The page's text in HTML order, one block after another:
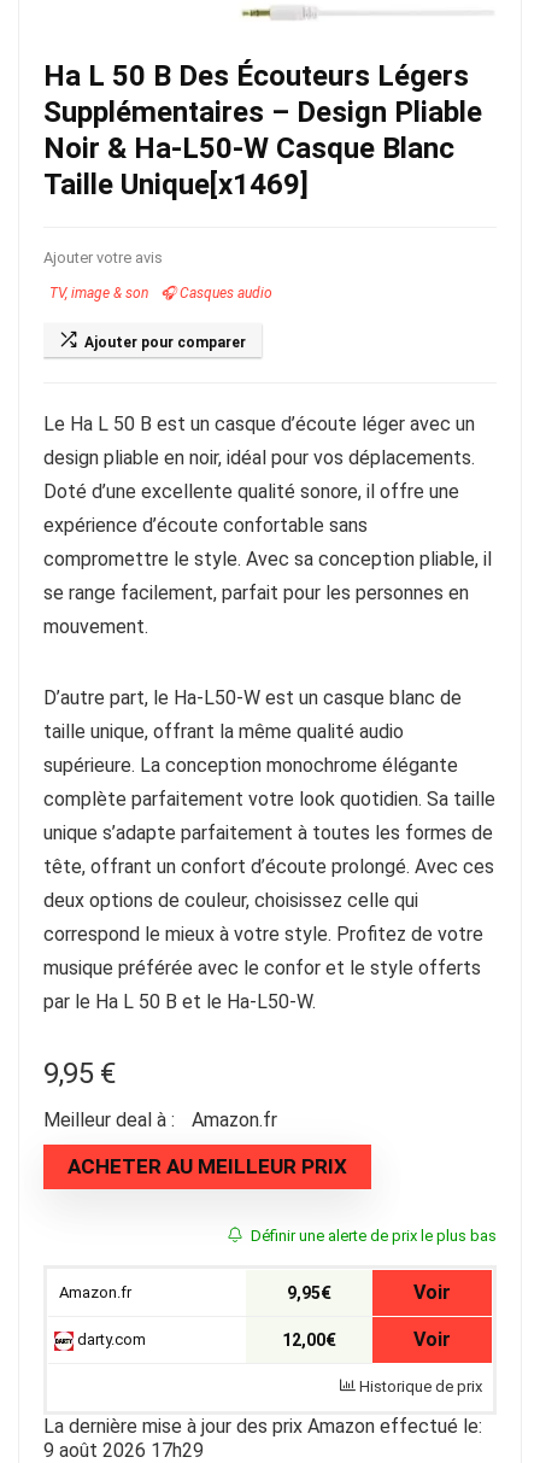
Ha L 50 B Des Écouteurs Légers
Supplémentaires – Design Pliable
Noir & Ha-L50-W Casque Blanc
Taille Unique[x1469]
Ajouter votre avis
TV, image & son 🎧 Casques audio
Ajouter pour comparer
Le Ha L 50 B est un casque d’écoute léger avec un
design pliable en noir, idéal pour vos déplacements.
Doté d’une excellente qualité sonore, il offre une
expérience d’écoute confortable sans
compromettre le style. Avec sa conception pliable, il
se range facilement, parfait pour les personnes en
mouvement.
D’autre part, le Ha-L50-W est un casque blanc de
taille unique, offrant la même qualité audio
supérieure. La conception monochrome élégante
complète parfaitement votre look quotidien. Sa taille
unique s’adapte parfaitement à toutes les formes de
tête, offrant un confort d’écoute prolongé. Avec ces
deux options de couleur, choisissez celle qui
correspond le mieux à votre style. Profitez de votre
musique préférée avec le confor et le style offerts
par le Ha L 50 B et le Ha-L50-W.
9,95 €
Meilleur deal à : Amazon.fr
ACHETER AU MEILLEUR PRIX
Définir une alerte de prix le plus bas
Amazon.fr 9,95€ Voir
darty.com 12,00€ Voir
Historique de prix
La dernière mise à jour des prix Amazon effectué le:
9 août 2026 17h29